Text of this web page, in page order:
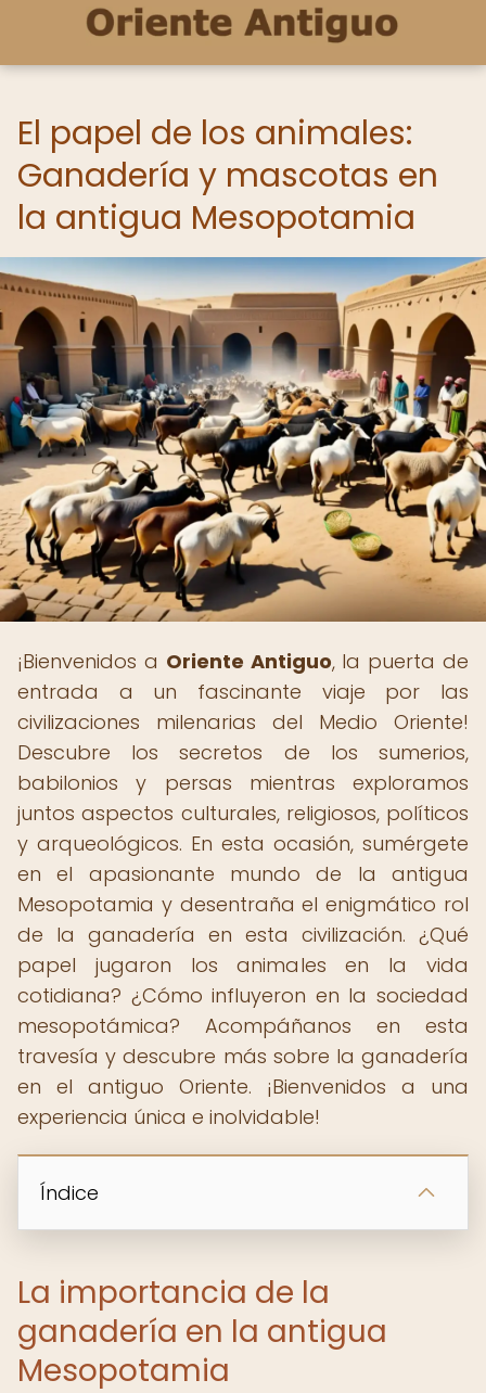
El papel de los animales:
Ganadería y mascotas en
la antigua Mesopotamia
¡Bienvenidos a Oriente Antiguo, la puerta de
entrada a un fascinante viaje por las
civilizaciones milenarias del Medio Oriente!
Descubre los secretos de los sumerios,
babilonios y persas mientras exploramos
juntos aspectos culturales, religiosos, políticos
y arqueológicos. En esta ocasión, sumérgete
en el apasionante mundo de la antigua
Mesopotamia y desentraña el enigmático rol
de la ganadería en esta civilización. ¿Qué
papel jugaron los animales en la vida
cotidiana? ¿Cómo influyeron en la sociedad
mesopotámica? Acompáñanos en esta
travesía y descubre más sobre la ganadería
en el antiguo Oriente. ¡Bienvenidos a una
experiencia única e inolvidable!
Índice
La importancia de la
ganadería en la antigua
Mesopotamia